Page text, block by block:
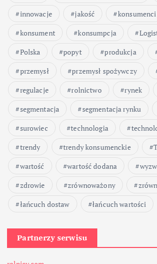
innowacje
jakość
konsumenci
konsument
konsumpcja
Polska
popyt produkcja
przemysł
przemysł spożywczy
regulacje
rolnictwo rynek
segmentacja
segmentacja rynku
surowiec
technologia
trendy
trendy konsumenckie
wartość
wartość dodana
zdrowie
zrównoważony
łańcuch dostaw
łańcuch wartości
Partnerzy serwisu